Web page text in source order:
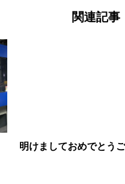
関連記事
明けましておめでとう